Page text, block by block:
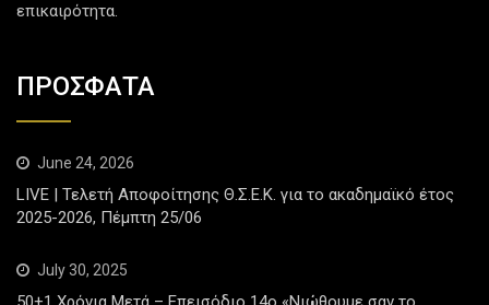
επικαιρότητα.
ΠΡΟΣΦΑΤΑ
June 24, 2026
LIVE | Τελετή Αποφοίτησης Θ.Σ.Ε.Κ. για το ακαδημαϊκό έτος
2025-2026, Πέμπτη 25/06
July 30, 2025